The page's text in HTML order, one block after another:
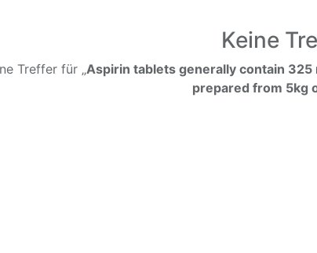
Keine
Treffer für „Aspirin tablets generally contain 325
prepared from 5kg